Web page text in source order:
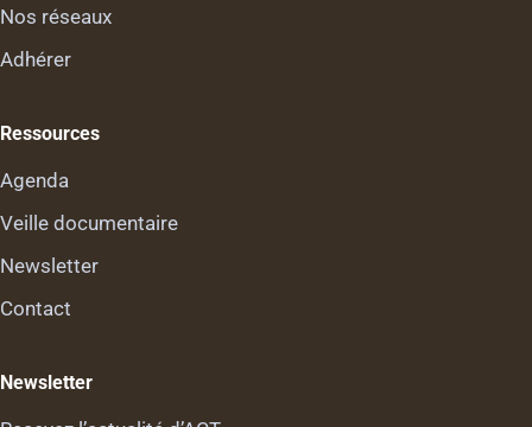
Nos réseaux
Adhérer
Ressources
Agenda
Veille documentaire
Newsletter
Contact
Newsletter